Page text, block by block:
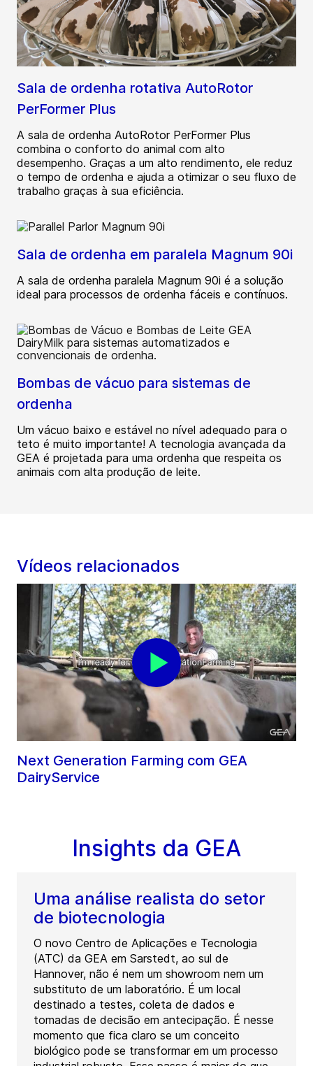
Sala de ordenha rotativa AutoRotor
PerFormer Plus
A sala de ordenha AutoRotor PerFormer Plus
combina o conforto do animal com alto
desempenho. Graças a um alto rendimento, ele reduz
o tempo de ordenha e ajuda a otimizar o seu fluxo de
trabalho graças à sua eficiência.
Sala de ordenha em paralela Magnum 90i
A sala de ordenha paralela Magnum 90i é a solução
ideal para processos de ordenha fáceis e contínuos.
Bombas de vácuo para sistemas de
ordenha
Um vácuo baixo e estável no nível adequado para o
teto é muito importante! A tecnologia avançada da
GEA é projetada para uma ordenha que respeita os
animais com alta produção de leite.
Vídeos relacionados
Next Generation Farming com GEA
DairyService
Insights da GEA
Uma análise realista do setor
de biotecnologia
O novo Centro de Aplicações e Tecnologia
(ATC) da GEA em Sarstedt, ao sul de
Hannover, não é nem um showroom nem um
substituto de um laboratório. É um local
destinado a testes, coleta de dados e
tomadas de decisão em antecipação. É nesse
momento que fica claro se um conceito
biológico pode se transformar em um processo